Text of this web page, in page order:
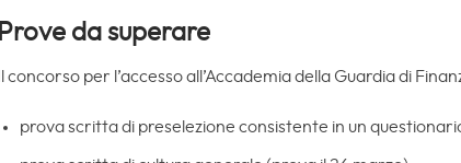
Prove da superare
Il concorso per l’accesso all’Accademia della Guardia di
prova scritta di preselezione consistente in un